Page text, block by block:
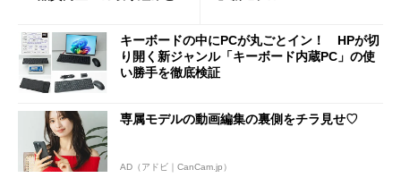
キーボードの中にPCが丸ごとイン！ HPが切
り開く新ジャンル「キーボード内蔵PC」の使
い勝手を徹底検証
専属モデルの動画編集の裏側をチラ見せ♡
AD（アドビ｜CanCam.jp）